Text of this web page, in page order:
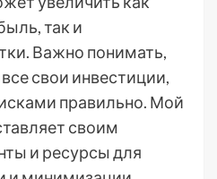
так и
Важно понимать,
свои инвестиции,
правильно. Мой
своим
и ресурсы для